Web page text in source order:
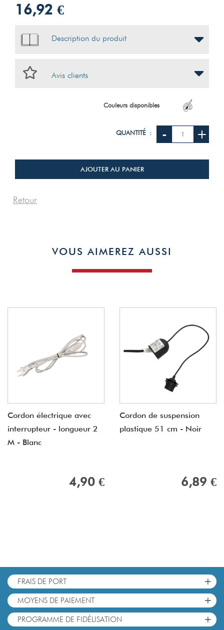
16,92 €
Description du produit
Avis clients
Couleurs disponibles
QUANTITÉ : - +
AJOUTER AU PANIER
Retour
VOUS AIMEREZ AUSSI
Cordon électrique avec
interrupteur - longueur 2
M - Blanc
4,90 €
Cordon de suspension
plastique 51 cm - Noir
6,89 €
FRAIS DE PORT +
MOYENS DE PAIEMENT +
PROGRAMME DE FIDÉLISATION +